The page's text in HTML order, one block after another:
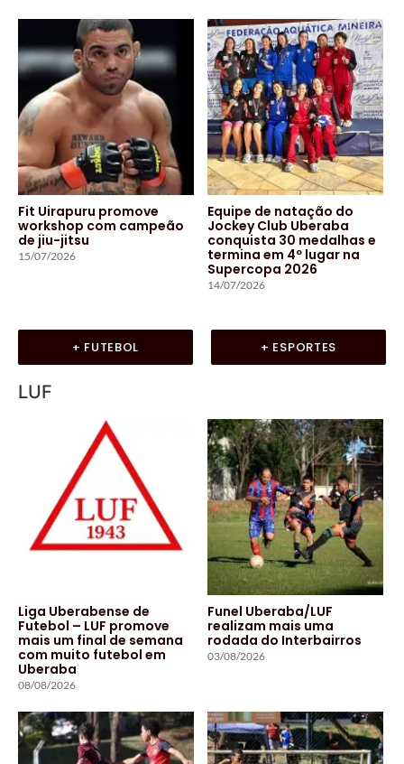
Fit Uirapuru promove
workshop com campeão
de jiu-jitsu
15/07/2026
Equipe de natação do
Jockey Club Uberaba
conquista 30 medalhas e
termina em 4º lugar na
Supercopa 2026
14/07/2026
+ FUTEBOL + ESPORTES
LUF
Liga Uberabense de
Futebol – LUF promove
mais um final de semana
com muito futebol em
Uberaba
08/08/2026
Funel Uberaba/LUF
realizam mais uma
rodada do Interbairros
03/08/2026